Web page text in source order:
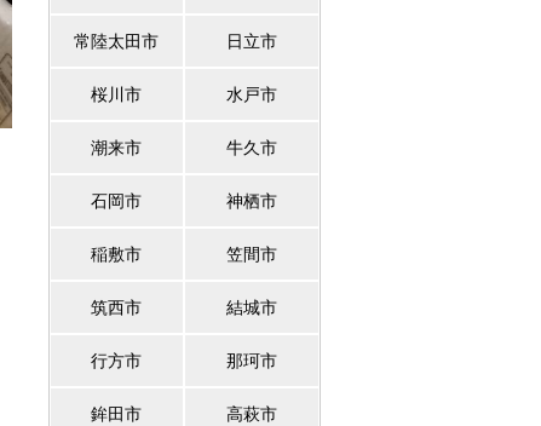
常陸太田市 日立市
桜川市 水戸市
潮来市 牛久市
石岡市 神栖市
稲敷市 笠間市
筑西市 結城市
行方市 那珂市
鉾田市 高萩市